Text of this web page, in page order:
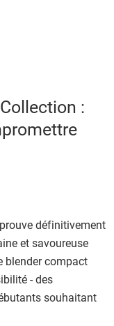
:
prouve définitivement
et savoureuse
blender compact
- des
souhaitant